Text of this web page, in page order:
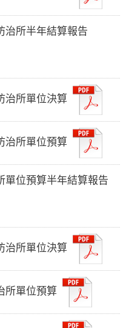
治所半年結算報告
治所單位決算
治所單位預算
單位預算半年結算報告
治所單位決算
所單位預算